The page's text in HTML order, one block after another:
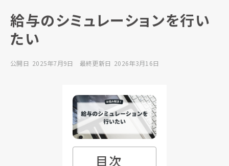
給与のシミュレーションを行い
たい
公開日 2025年7月9日 最終更新日 2026年3月16日
目次